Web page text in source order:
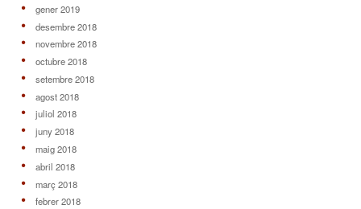
gener 2019
desembre 2018
novembre 2018
octubre 2018
setembre 2018
agost 2018
juliol 2018
juny 2018
maig 2018
abril 2018
març 2018
febrer 2018